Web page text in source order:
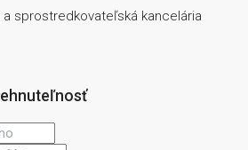
a sprostredkovateľská kancelária